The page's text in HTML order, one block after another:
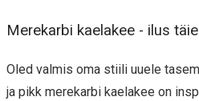
Merekarbi kaelakee - ilus
Oled valmis oma stiili uuele
ja pikk merekarbi kaelakee on